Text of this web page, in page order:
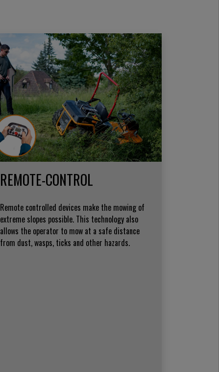
REMOTE-CONTROL
Remote controlled devices make the mowing of
extreme slopes possible. This technology also
allows the operator to mow at a safe distance
from dust, wasps, ticks and other hazards.